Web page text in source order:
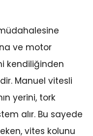
ve motor
kendiliğinden
Manuel vitesli
yerini, tork
alır. Bu sayede
vites kolunu